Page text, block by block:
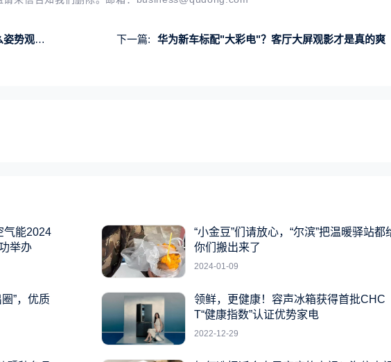
观礼？ 下一篇: 华为新车标配"大彩电"？客厅大屏观影才是真的爽
气能2024
举办
“小金豆”们请放心，“尔滨”把温暖驿站都
你们搬出来了
2024-01-09
”，优质
领鲜，更健康！容声冰箱获得首批CHC
T“健康指数”认证优势家电
2022-12-29